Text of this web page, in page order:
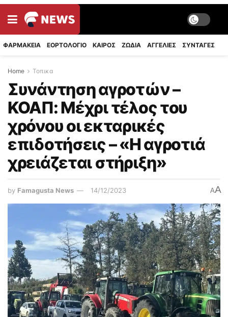
ΦΑΡΜΑΚΕΙΑ ΕΟΡΤΟΛΟΓΙΟ ΚΑΙΡΟΣ ΖΩΔΙΑ ΑΓΓΕΛΙΕΣ ΣΥΝΤΑΓΈΣ
Home Τοπικα
Συνάντηση αγροτών –
ΚΟΑΠ: Μέχρι τέλος του
χρόνου οι εκταρικές
επιδοτήσεις – «Η αγροτιά
χρειάζεται στήριξη»
by Famagusta News 14/12/2023 AA